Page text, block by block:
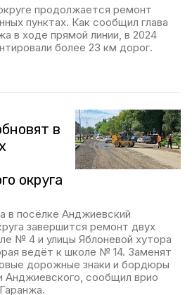
продолжается ремонт
пунктах. Как сообщил глава
в ходе прямой линии, в 2024
более 23 км дорог.
в
округа
в посёлке Анджиевский
завершится ремонт двух
№ 4 и улицы Яблоневой хутора
ведёт к школе № 14. Заменят
дорожные знаки и бордюры
Анджиевского, сообщил врио